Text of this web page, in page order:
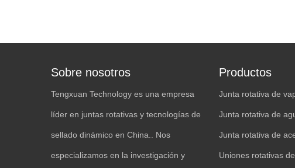
Sobre nosotros
Tengxuan Technology es una empresa
líder en juntas rotativas y tecnologías de
sellado dinámico en China.. Nos
especializamos en la investigación y
Productos
Junta rotativa de
Junta rotativa de
Junta rotativa de
Uniones rotativas